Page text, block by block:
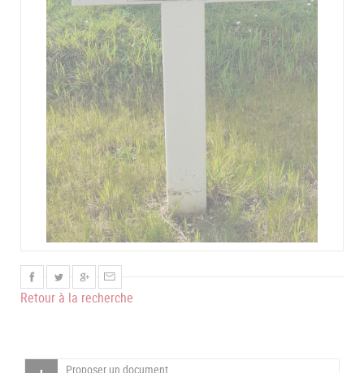
Retour à la recherche
Proposer un document